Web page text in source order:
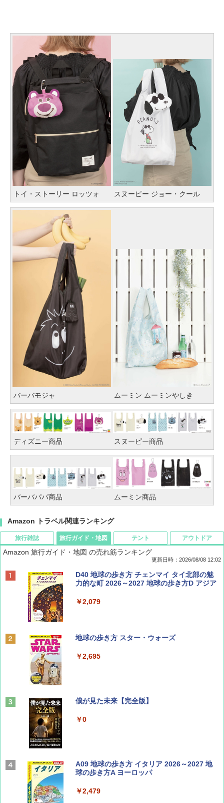
トイ・ストーリー ロッツォ スヌーピー ジョー・クール
バーバモジャ ムーミン ムーミンやしき
ディズニー商品 スヌーピー商品
バーバパパ商品 ムーミン商品
Amazon トラベル関連ランキング
旅行雑誌
BE-PAL(ビ-パル) 2026年 9 月号【特別付録:
SOTO ミニマル"旅"財布 ランダム2種】
￥1,500
ディズニーファン ２０２６年 ９月号 [雑
山と溪谷 2026年8月号「南アルプス大全」
￥1,540
Coyote No.89 特集 星野道夫 夢見る旅
旅行ガイド・地図
Amazon 旅行ガイド・地図 の売れ筋ランキング
更新日時：2026/08/08 12:02
D40 地球の歩き方 チェンマイ タイ北部の魅
力的な町 2026～2027 地球の歩き方D アジア
￥2,079
地球の歩き方 スター・ウォーズ
￥2,695
僕が見た未来【完全版】
￥0
A09 地球の歩き方 イタリア 2026～2027 地
球の歩き方A ヨーロッパ
￥2,479
テント アウトドア